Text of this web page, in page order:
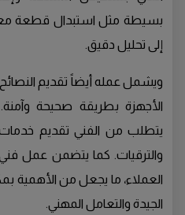
بسيطة مثل استبدال قطعة
إلى تحليل دقيق.
ويشمل عمله أيضاً تقديم
الأجهزة بطريقة صحيحة
يتطلب من الفني تقديم خدمات
والترقيات. كما يتضمن عمل فني
العملاء، ما يجعل من الأهمية
الجيدة والتعامل المهني.